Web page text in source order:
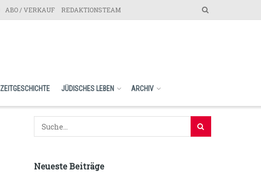
ABO / VERKAUF REDAKTIONSTEAM
ZEITGESCHICHTE JÜDISCHES LEBEN ARCHIV
Neueste Beiträge